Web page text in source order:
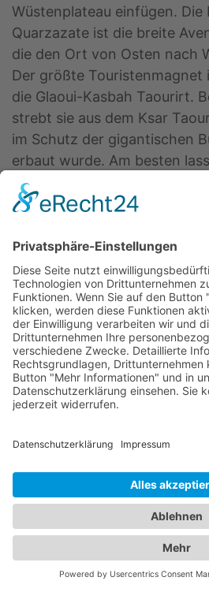
Wüstenplateau einfügen. Die
Quarzazate ist die breite
die den Ort von Osten nach
Der größte Touristenmagnet
die Glaoui-Kasbah Taourirt.
strebt sie aus dem Ksar
im Schutz der gigantischen
erbaut wurde. Am besten
verschachtelten Gassen des
einem ausgedehnten
und war Residenz und
El Glaoui.
Das Gemach der
besonderer Pracht
Im Inneren der Kasbah
neben sehr vielen
Säle im Stil der maurischen
Repräsentationszwecken
Zierrat der Berber, das aus
Motiven besteht.
Bild: Kasbah Intarsien
Bestimmte Räume der
und können von Touristen